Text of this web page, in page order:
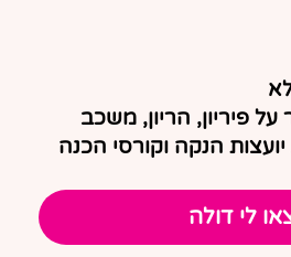
פיריון, הריון, משכב
הנקה וקורסי הכנה
לי דולה